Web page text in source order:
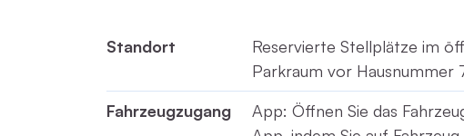
Standort
Reservierte Stellplätze im
Parkraum vor Hausnummer
Fahrzeugzugang
App: Öffnen Sie das